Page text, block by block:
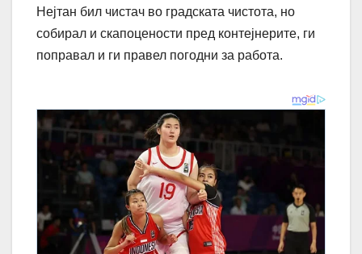
Нејтан бил чистач во градската чистота, но
собирал и скапоцености пред контејнерите, ги
поправал и ги правел погодни за работа.